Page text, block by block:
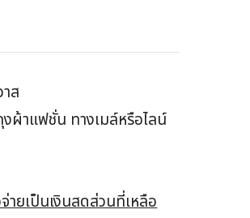
ส
ผ้าแฟชั่น ทางเมล์หรือไลน์
ายเป็นเงินสดส่วนที่เหลือ